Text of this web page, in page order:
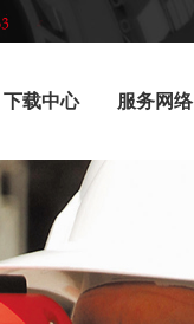
下载中心 服务网络